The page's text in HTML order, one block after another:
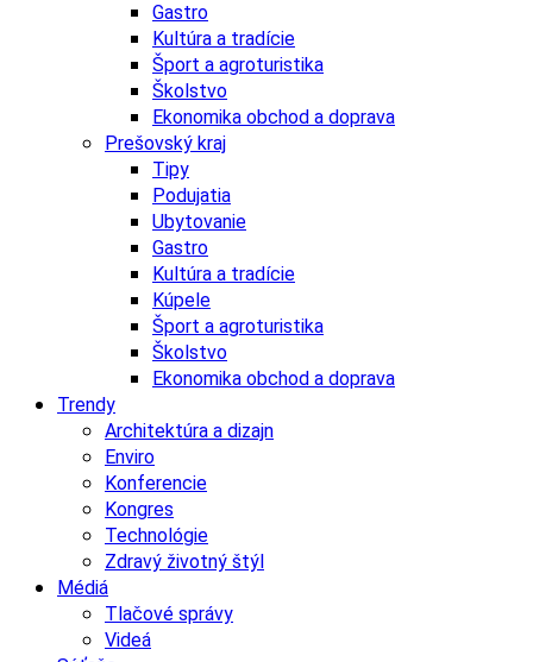
Gastro
Kultúra a tradície
Šport a agroturistika
Školstvo
Ekonomika obchod a doprava
Prešovský kraj
Tipy
Podujatia
Ubytovanie
Gastro
Kultúra a tradície
Kúpele
Šport a agroturistika
Školstvo
Ekonomika obchod a doprava
Trendy
Architektúra a dizajn
Enviro
Konferencie
Kongres
Technológie
Zdravý životný štýl
Médiá
Tlačové správy
Videá